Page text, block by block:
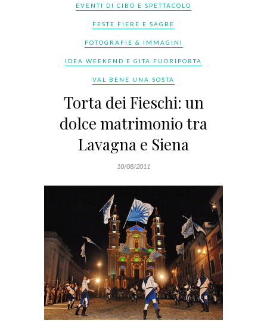
EVENTI DI CIBO E SPETTACOLO
FESTE FIERE E SAGRE
FOTOGRAFIE & IMMAGINI
IDEA WEEKEND E GITA FUORIPORTA
VAL BENE UNA SOSTA
Torta dei Fieschi: un
dolce matrimonio tra
Lavagna e Siena
10/08/2011